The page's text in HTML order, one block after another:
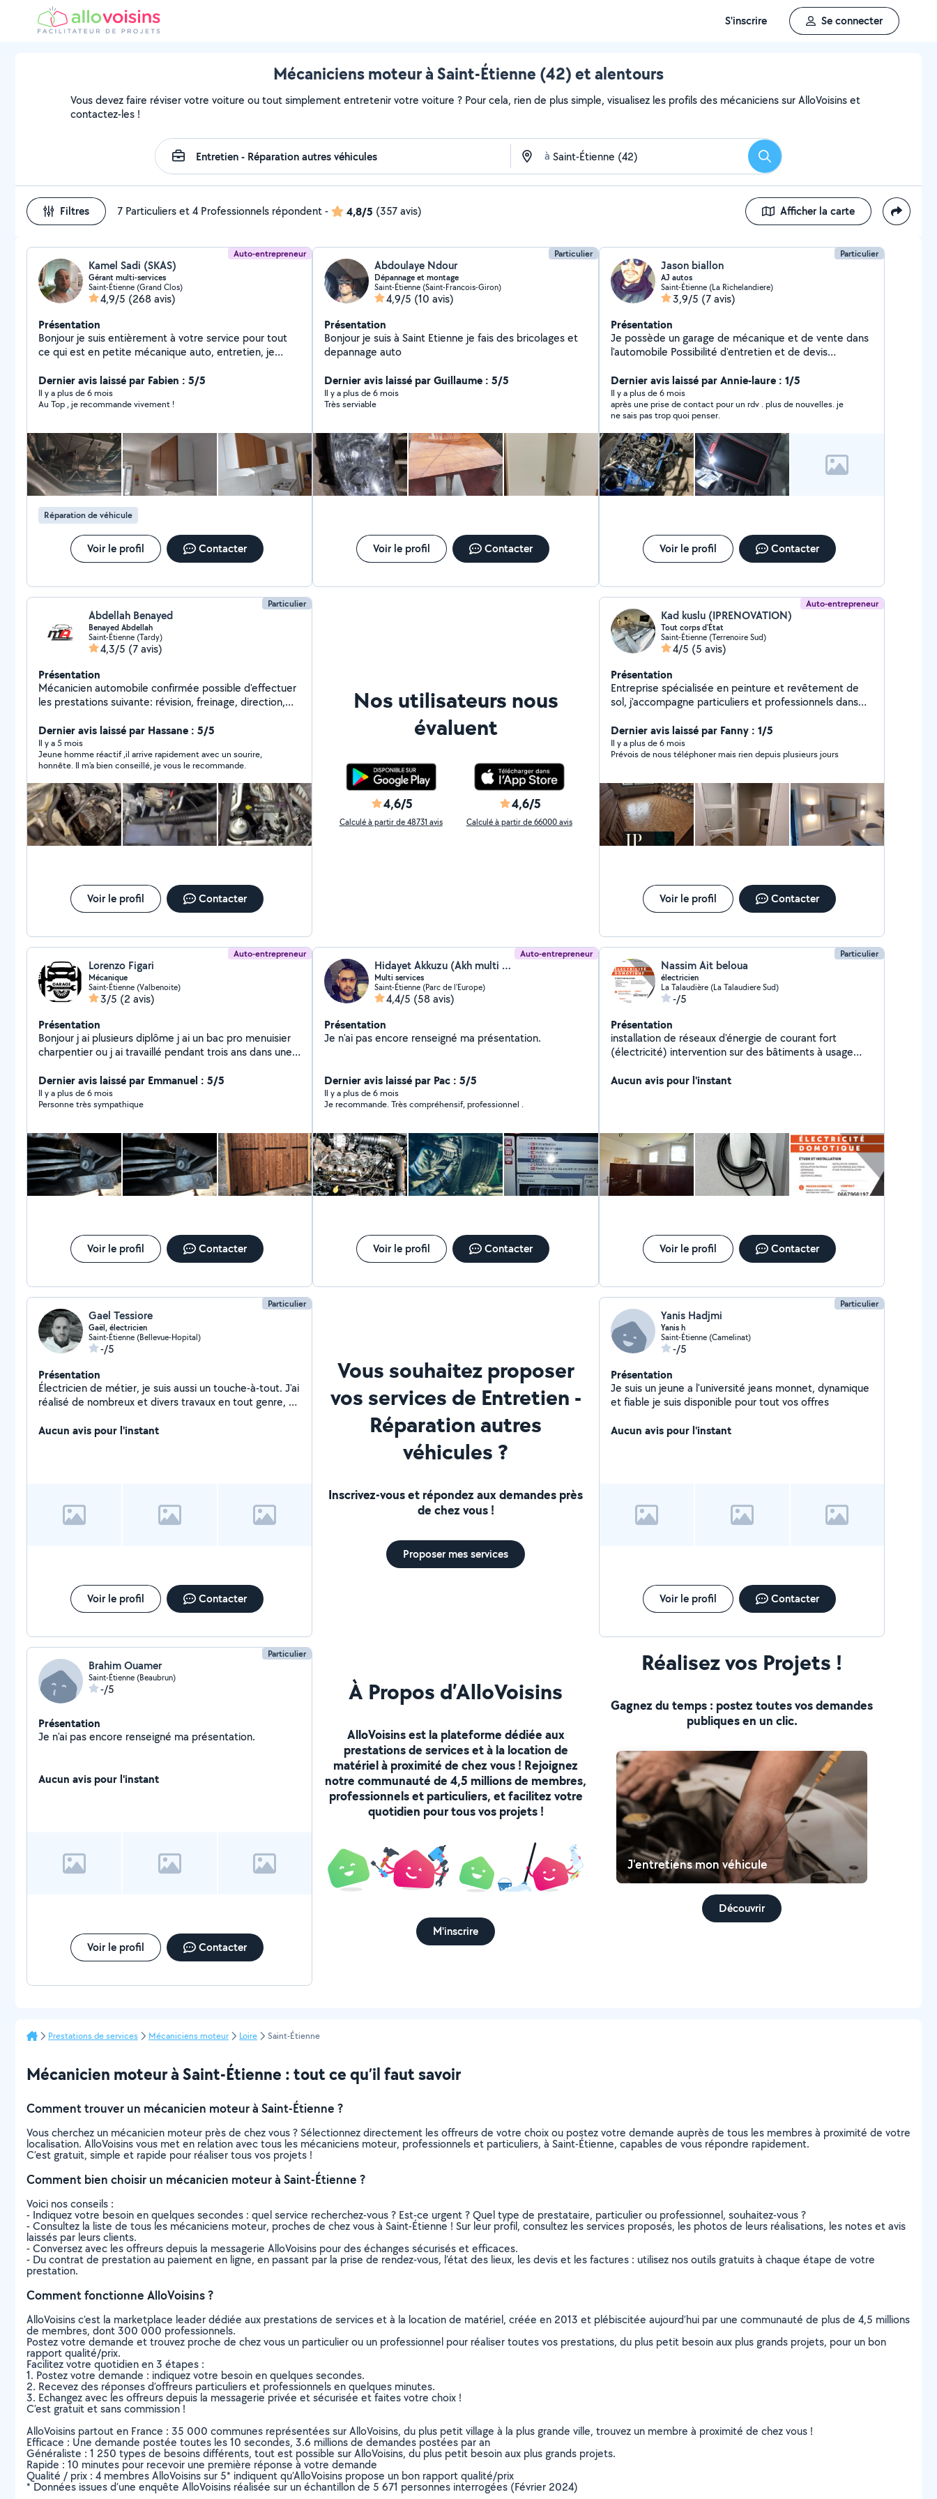
S'inscrire Se connecter
Mécaniciens moteur à Saint-Étienne (42) et alentours
Vous devez faire réviser votre voiture ou tout simplement entretenir votre voiture ? Pour cela, rien de plus simple, visualisez les profils des mécaniciens sur AlloVoisins et
contactez-les !
à Rechercher
Filtres 7 Particuliers et 4 Professionnels répondent- 4,8/5 (357 avis) Afficher la carte
Auto-entrepreneur
Kamel Sadi (SKAS)
Gérant multi-services
Saint-Étienne (Grand Clos)
4,9/5 (268 avis)
Présentation
Bonjour je suis entièrement à votre service pour tout
ce qui est en petite mécanique auto, entretien, je
extérieur et intérieur de votre habitation, je propose
mes services en déménagement .
Dernier avis laissé par Fabien : 5/5
Il y a plus de 6 mois
Au Top , je recommande vivement !
Réparation de véhicule
Voir le profil Contacter
Particulier
Abdoulaye Ndour
Dépannage et montage
Saint-Étienne (Saint-Francois-Giron)
4,9/5 (10 avis)
Présentation
Bonjour je suis à Saint Etienne je fais des bricolages et
depannage auto
Dernier avis laissé par Guillaume : 5/5
Il y a plus de 6 mois
Très serviable
Voir le profil Contacter
Particulier
Jason biallon
AJ autos
Saint-Étienne (La Richelandiere)
3,9/5 (7 avis)
Présentation
Je possède un garage de mécanique et de vente dans
l'automobile Possibilité d'entretien et de devis
Dernier avis laissé par Annie-laure : 1/5
Il y a plus de 6 mois
après une prise de contact pour un rdv . plus de nouvelles. je
ne sais pas trop quoi penser.
Voir le profil Contacter
Particulier
Abdellah Benayed
Benayed Abdellah
Saint-Étienne (Tardy)
4,3/5 (7 avis)
Présentation
Mécanicien automobile confirmée possible d'effectuer
les prestations suivante: révision, freinage, direction,
embrayage, diagnostique electronique calculateur etc
... . Le travail de bonne envergure et la satisfaction du
client est indispensable à mon encontre.
Dernier avis laissé par Hassane : 5/5
Il y a 5 mois
Jeune homme réactif ,il arrive rapidement avec un sourire,
honnête. Il m'a bien conseillé, je vous le recommande.
Voir le profil Contacter
Nos utilisateurs nous
évaluent
4,6/5
Calculé à partir de 48731 avis
4,6/5
Calculé à partir de 66000 avis
Auto-entrepreneur
Kad kuslu (IPRENOVATION)
Tout corps d'État
Saint-Étienne (Terrenoire Sud)
4/5 (5 avis)
Présentation
Entreprise spécialisée en peinture et revêtement de
sol, j'accompagne particuliers et professionnels dans
qualité et respect des délais sont au cœur de mes
engagements. Réactif et sérieux, je propose des
solutions adaptées à chaque besoin, avec un suivi clair
Dernier avis laissé par Fanny : 1/5
Il y a plus de 6 mois
Prévois de nous téléphoner mais rien depuis plusieurs jours
Voir le profil Contacter
Auto-entrepreneur
Lorenzo Figari
Mécanique
Saint-Étienne (Valbenoite)
3/5 (2 avis)
Présentation
Bonjour j ai plusieurs diplôme j ai un bac pro menuisier
charpentier ou j ai travaillé pendant trois ans dans une
un an je suis très professionnel ses toujours fait
correctement
Dernier avis laissé par Emmanuel : 5/5
Il y a plus de 6 mois
Personne très sympathique
Voir le profil Contacter
Auto-entrepreneur
Hidayet Akkuzu (Akh multi services)
Multi services
Saint-Étienne (Parc de l'Europe)
4,4/5 (58 avis)
Présentation
Je n'ai pas encore renseigné ma présentation.
Dernier avis laissé par Pac : 5/5
Il y a plus de 6 mois
Je recommande. Très compréhensif, professionnel .
Voir le profil Contacter
Particulier
Nassim Ait beloua
électricien
La Talaudière (La Talaudiere Sud)
-/5
Présentation
installation de réseaux d'énergie de courant fort
(électricité) intervention sur des bâtiments à usage
d'équipement de courant faible (internet, télévision,
Aucun avis pour l'instant
Voir le profil Contacter
Particulier
Gael Tessiore
Gaël, électricien
Saint-Étienne (Bellevue-Hopital)
-/5
Présentation
Électricien de métier, je suis aussi un touche-à-tout. J'ai
réalisé de nombreux et divers travaux en tout genre, en
outillé, je peux mettre mon matériel à disposition.
Aucun avis pour l'instant
Voir le profil Contacter
Vous souhaitez proposer
vos services de Entretien -
Réparation autres
véhicules ?
Inscrivez-vous et répondez aux demandes près
de chez vous !
Proposer mes services
Particulier
Yanis Hadjmi
Yanis h
Saint-Étienne (Camelinat)
-/5
Présentation
Je suis un jeune a l'université jeans monnet, dynamique
et fiable je suis disponible pour tout vos offres
Aucun avis pour l'instant
Voir le profil Contacter
Particulier
Brahim Ouamer
Saint-Étienne (Beaubrun)
-/5
Présentation
Je n'ai pas encore renseigné ma présentation.
Aucun avis pour l'instant
Voir le profil Contacter
À Propos d’AlloVoisins
AlloVoisins est la plateforme dédiée aux
prestations de services et à la location de
matériel à proximité de chez vous ! Rejoignez
notre communauté de 4,5 millions de membres,
professionnels et particuliers, et facilitez votre
quotidien pour tous vos projets !
M'inscrire
Réalisez vos Projets !
Gagnez du temps : postez toutes vos demandes
publiques en un clic.
J'entretiens mon véhicule
Découvrir
Prestations de services Mécaniciens moteur Loire Saint-Étienne
Mécanicien moteur à Saint-Étienne : tout ce qu’il faut savoir
Comment trouver un mécanicien moteur à Saint-Étienne ?
Vous cherchez un mécanicien moteur près de chez vous ? Sélectionnez directement les offreurs de votre choix ou postez votre demande auprès de tous les membres à proximité de votre
localisation. AlloVoisins vous met en relation avec tous les mécaniciens moteur, professionnels et particuliers, à Saint-Étienne, capables de vous répondre rapidement.
C’est gratuit, simple et rapide pour réaliser tous vos projets !
Comment bien choisir un mécanicien moteur à Saint-Étienne ?
Voici nos conseils :
- Indiquez votre besoin en quelques secondes : quel service recherchez-vous ? Est-ce urgent ? Quel type de prestataire, particulier ou professionnel, souhaitez-vous ?
- Consultez la liste de tous les mécaniciens moteur, proches de chez vous à Saint-Étienne ! Sur leur profil, consultez les services proposés, les photos de leurs réalisations, les notes et avis
laissés par leurs clients.
- Conversez avec les offreurs depuis la messagerie AlloVoisins pour des échanges sécurisés et efficaces.
- Du contrat de prestation au paiement en ligne, en passant par la prise de rendez-vous, l’état des lieux, les devis et les factures : utilisez nos outils gratuits à chaque étape de votre
prestation.
Comment fonctionne AlloVoisins ?
AlloVoisins c’est la marketplace leader dédiée aux prestations de services et à la location de matériel, créée en 2013 et plébiscitée aujourd’hui par une communauté de plus de 4,5 millions
de membres, dont 300 000 professionnels.
Postez votre demande et trouvez proche de chez vous un particulier ou un professionnel pour réaliser toutes vos prestations, du plus petit besoin aux plus grands projets, pour un bon
rapport qualité/prix.
Facilitez votre quotidien en 3 étapes :
1. Postez votre demande : indiquez votre besoin en quelques secondes.
2. Recevez des réponses d’offreurs particuliers et professionnels en quelques minutes.
3. Echangez avec les offreurs depuis la messagerie privée et sécurisée et faites votre choix !
C’est gratuit et sans commission !
AlloVoisins partout en France : 35 000 communes représentées sur AlloVoisins, du plus petit village à la plus grande ville, trouvez un membre à proximité de chez vous !
Efficace : Une demande postée toutes les 10 secondes, 3.6 millions de demandes postées par an
Généraliste : 1 250 types de besoins différents, tout est possible sur AlloVoisins, du plus petit besoin aux plus grands projets.
Rapide : 10 minutes pour recevoir une première réponse à votre demande
Qualité / prix : 4 membres AlloVoisins sur 5* indiquent qu’AlloVoisins propose un bon rapport qualité/prix
* Données issues d’une enquête AlloVoisins réalisée sur un échantillon de 5 671 personnes interrogées (Février 2024)